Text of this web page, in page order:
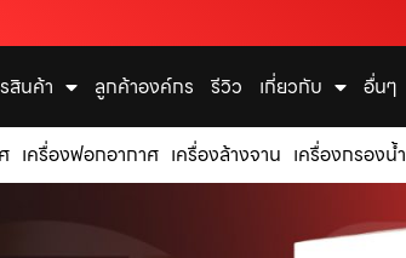
สินค้า ลูกค้าองค์กร รีวิว เกี่ยวกับ อื่นๆ
เครื่องฟอกอากาศ เครื่องล้างจาน เครื่องกรองน้ำ